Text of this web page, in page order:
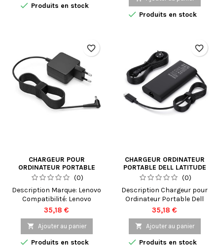
cartouches d'encre. Elle est
PG-545 est une cartouche
d'encre de qualité
supérieure, conçue pour
offrir une qualité...
 Produits en stock
Parfait pour un usage
bureautique et multimédia.
base
 Produits en stock
CHARGEUR POUR
ORDINATEUR PORTABLE
LENOVO IDEAPAD 3
15ADA05 81W1
(0)
Description Marque: Lenovo
Compatibilité: Lenovo
IdeaPad 3 15ADA05 (81W1)
Type de produit: Chargeur
pour ordinateur portable
Description: Le chargeur
pour ordinateur portable
Prix
35,18 €
 Ajouter au panier
 Produits en stock
favorite_border
CHARGEUR ORDINATEUR
PORTABLE DELL LATITUDE
3500
(0)
Description Chargeur pour
Ordinateur Portable Dell
Latitude 3500 Description
du produit : Gardez votre
Dell Latitude 3500 toujours
prêt à l'emploi avec ce
chargeur de haute qualité.
Prix
35,18 €
 Ajouter au panier
 Produits en stock
favorite_border